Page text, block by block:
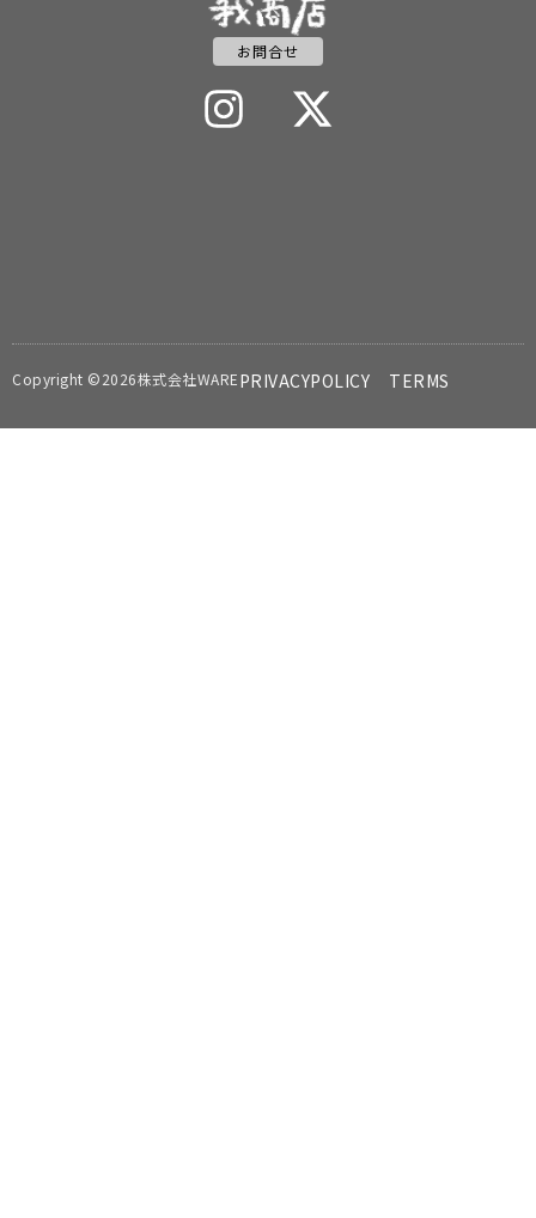
お問合せ
Copyright ©2026株式会社WAREPRIVACYPOLICY TERMS